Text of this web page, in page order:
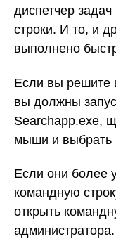
диспетчер
строки. И то, и
выполнено
Если вы решите
вы должны
Searchapp.exe,
мыши и выбрать
Если они более
командную
открыть